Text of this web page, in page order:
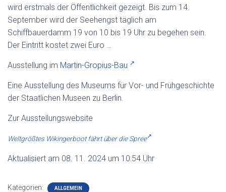
wird erstmals der Öffentlichkeit gezeigt. Bis zum 14.
September wird der Seehengst täglich am
Schiffbauerdamm 19 von 10 bis 19 Uhr zu begehen sein.
Der Eintritt kostet zwei Euro …
Ausstellung im Martin-Gropius-Bau
Eine Ausstellung des Museums für Vor- und Frühgeschichte
der Staatlichen Museen zu Berlin.
Zur Ausstellungswebsite
Weltgrößtes Wikingerboot fährt über die Spree
Aktualisiert am 08. 11. 2024 um 10:54 Uhr
Kategorien: ALLGEMEIN